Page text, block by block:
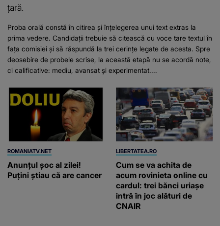
țară.
Proba orală constă în citirea și înțelegerea unui text extras la
prima vedere. Candidații trebuie să citească cu voce tare textul în
fața comisiei și să răspundă la trei cerințe legate de acesta. Spre
deosebire de probele scrise, la această etapă nu se acordă note,
ci calificative: mediu, avansat și experimentat....
ROMANIATV.NET
Anunţul şoc al zilei!
Puţini ştiau că are cancer
LIBERTATEA.RO
Cum se va achita de
acum rovinieta online cu
cardul: trei bănci uriașe
intră în joc alături de
CNAIR